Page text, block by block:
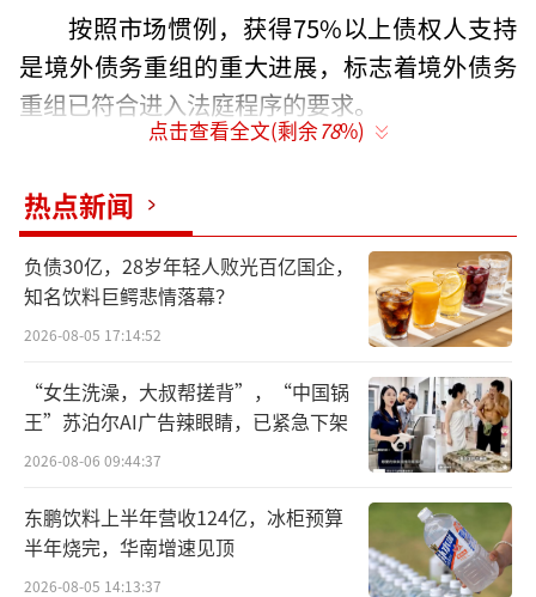
按照市场惯例，获得75%以上债权人支持
是境外债务重组的重大进展，标志着境外债务
重组已符合进入法庭程序的要求。
缓解集团的流动资金压力，将继续与公司顾
问、债券持有人小组、贷款银行及其顾问合
作，根据RSA及条款书推进建议重组的实施。
除旭辉外，近期多家房企也传来重组、融
资利好消息。华夏幸福推出“置换带”方案，
拟引入一家廊坊市属国企，将参与“置换
带”债权人的金融债权置换到廊坊市属国有企
所发布公告称，拟配股募资12.05亿港元，所得
款项净额将用于支持境内公司债的长期解决方
点击查看全文(剩余78%)
热点新闻
负债30亿，28岁年轻人败光百亿国企，
知名饮料巨鳄悲情落幕？
2026-08-05 17:14:52
“女生洗澡，大叔帮搓背”，“中国锅
王”苏泊尔AI广告辣眼睛，已紧急下架
2026-08-06 09:44:37
东鹏饮料上半年营收124亿，冰柜预算
半年烧完，华南增速见顶
2026-08-05 14:13:37